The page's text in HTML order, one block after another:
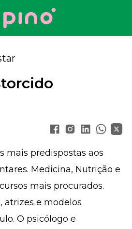
Your Company
mais predispostas aos
Medicina, Nutrição e
mais procurados.
atrizes e modelos
O psicólogo e